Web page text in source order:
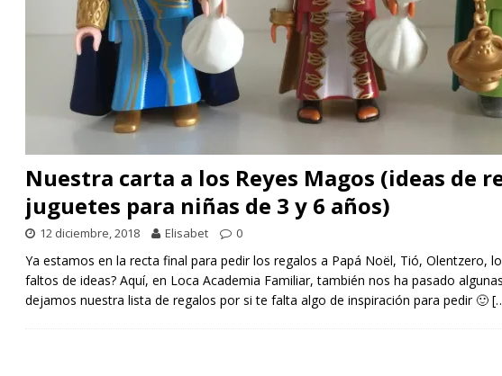
Nuestra carta a los Reyes Magos (ideas de
juguetes para niñas de 3 y 6 años)
12 diciembre, 2018 Elisabet 0
Ya estamos en la recta final para pedir los regalos a Papá Noël, Tió, Olentzero,
faltos de ideas? Aquí, en Loca Academia Familiar, también nos ha pasado
dejamos nuestra lista de regalos por si te falta algo de inspiración para pedir 🙂